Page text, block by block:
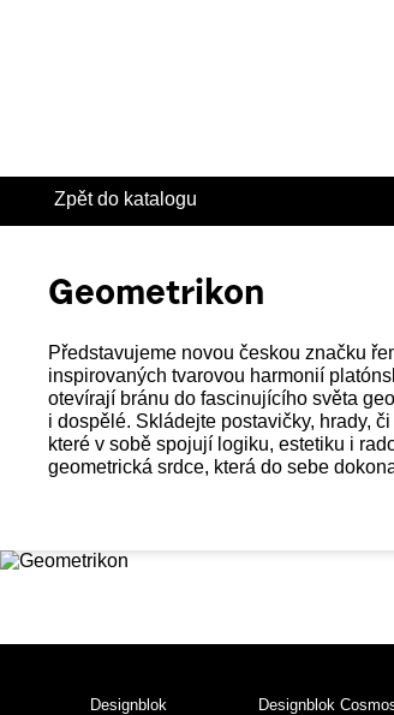
Zpět do katalogu
Geometrikon
Představujeme novou českou značku
inspirovaných tvarovou harmonií
otevírají bránu do fascinujícího světa
i dospělé. Skládejte postavičky, hrady,
které v sobě spojují logiku, estetiku i
geometrická srdce, která do sebe
Designblok
Designblok